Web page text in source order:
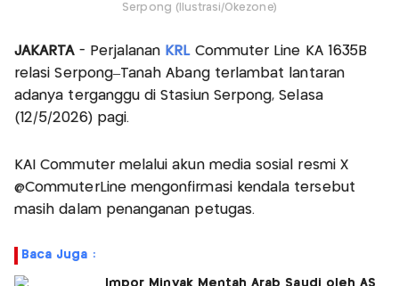
Serpong (Ilustrasi/Okezone)
JAKARTA- Perjalanan KRL Commuter Line KA 1635B
relasi Serpong–Tanah Abang terlambat lantaran
adanya terganggu di Stasiun Serpong, Selasa
(12/5/2026) pagi.
KAI Commuter melalui akun media sosial resmi X
@CommuterLine mengonfirmasi kendala tersebut
masih dalam penanganan petugas.
Baca Juga :